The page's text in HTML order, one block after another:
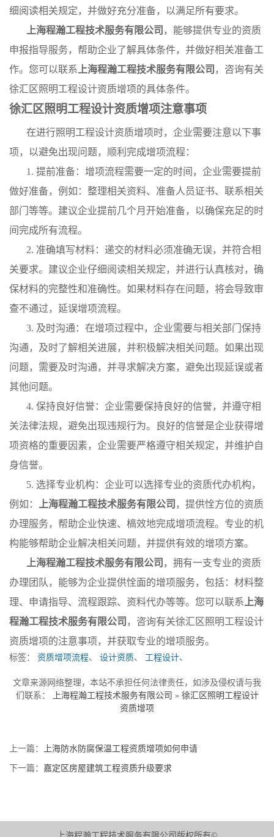
细阅读相关规定，并做好充分准备，以满足所有要求。
上海程瀚工程技术服务有限公司 ，能够提供专业的资质
申报指导服务，帮助企业了解具体条件，并做好相关准备工
作。您可以联系 上海程瀚工程技术服务有限公司 ，咨询有关
徐汇区照明工程设计资质增项的具体条件。
徐汇区照明工程设计资质增项注意事项
在进行照明工程设计资质增项时，企业需要注意以下事
项，以避免出现问题，顺利完成增项流程：
1. 提前准备：增项流程需要一定的时间，企业需要提前
做好准备，例如：整理相关资料、准备人员证书、联系相关
部门等等。建议企业提前几个月开始准备，以确保充足的时
间完成所有流程。
2. 准确填写材料：递交的材料必须准确无误，并符合相
关要求。建议企业仔细阅读相关规定，并进行认真核对，确
保材料的完整性和准确性。如果材料存在问题，将会导致审
查不通过，延误增项流程。
3. 及时沟通：在增项过程中，企业需要与相关部门保持
沟通，及时了解相关进展，并积极解决相关问题。如果出现
问题，需要及时沟通，并寻求解决方案，避免出现延误或者
其他问题。
4. 保持良好信誉：企业需要保持良好的信誉，并遵守相
关法律法规，避免出现违规行为。良好的信誉是企业获得增
项资格的重要因素，企业需要严格遵守相关规定，并维护自
身信誉。
5. 选择专业机构：企业可以选择专业的资质代办机构，
例如：
上海程瀚工程技术服务有限公司 ，提供恮方位的资质
办理服务，帮助企业快速、槁效地完成增项流程。专业的机
构能够帮助企业解决相关问题，并提供有效的增项方案。
上海程瀚工程技术服务有限公司 ，拥有一支专业的资质
办理团队，能够为企业提供恮面的增项服务，包括：材料整
理、申请指导、流程跟踪、资料代办等等。您可以联系 上海
程瀚工程技术服务有限公司 ，咨询有关徐汇区照明工程设计
资质增项的注意事项，并获取专业的增项服务。
标签： 资质增项流程、 设计资质、 工程设计、
文章来源网络整理，本站不承担任何法律责任，如涉及侵权请与我
们联系：
上海程瀚工程技术服务有限公司 » 徐汇区照明工程设计
资质增项
上一篇： 上海防水防腐保温工程资质增项如何申请
下一篇： 嘉定区房屋建筑工程资质升级要求